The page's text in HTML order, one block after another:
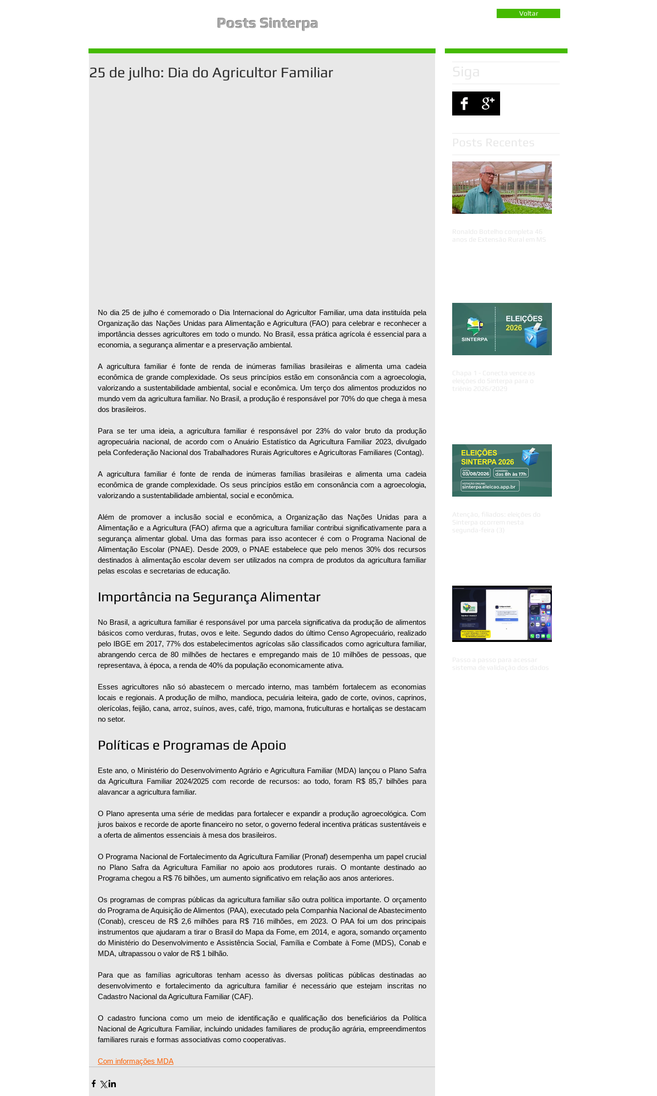
Posts Sinterpa
25 de julho: Dia do Agricultor Familiar
No dia 25 de julho é comemorado o Dia Internacional do Agricultor Familiar, uma data instituída pela
Organização das Nações Unidas para Alimentação e Agricultura (FAO) para celebrar e reconhecer a
importância desses agricultores em todo o mundo. No Brasil, essa prática agrícola é essencial para a
economia, a segurança alimentar e a preservação ambiental.
A agricultura familiar é fonte de renda de inúmeras famílias brasileiras e alimenta uma cadeia
econômica de grande complexidade. Os seus princípios estão em consonância com a agroecologia,
valorizando a sustentabilidade ambiental, social e econômica. Um terço dos alimentos produzidos no
mundo vem da agricultura familiar. No Brasil, a produção é responsável por 70% do que chega à mesa
dos brasileiros.
Para se ter uma ideia, a agricultura familiar é responsável por 23% do valor bruto da produção
agropecuária nacional, de acordo com o Anuário Estatístico da Agricultura Familiar 2023, divulgado
pela Confederação Nacional dos Trabalhadores Rurais Agricultores e Agricultoras Familiares (Contag).
A agricultura familiar é fonte de renda de inúmeras famílias brasileiras e alimenta uma cadeia
econômica de grande complexidade. Os seus princípios estão em consonância com a agroecologia,
valorizando a sustentabilidade ambiental, social e econômica.
Além de promover a inclusão social e econômica, a Organização das Nações Unidas para a
Alimentação e a Agricultura (FAO) afirma que a agricultura familiar contribui significativamente para a
segurança alimentar global. Uma das formas para isso acontecer é com o Programa Nacional de
Alimentação Escolar (PNAE). Desde 2009, o PNAE estabelece que pelo menos 30% dos recursos
destinados à alimentação escolar devem ser utilizados na compra de produtos da agricultura familiar
pelas escolas e secretarias de educação.
Importância na Segurança Alimentar
No Brasil, a agricultura familiar é responsável por uma parcela significativa da produção de alimentos
básicos como verduras, frutas, ovos e leite. Segundo dados do último Censo Agropecuário, realizado
pelo IBGE em 2017, 77% dos estabelecimentos agrícolas são classificados como agricultura familiar,
abrangendo cerca de 80 milhões de hectares e empregando mais de 10 milhões de pessoas, que
representava, à época, a renda de 40% da população economicamente ativa.
Esses agricultores não só abastecem o mercado interno, mas também fortalecem as economias
locais e regionais. A produção de milho, mandioca, pecuária leiteira, gado de corte, ovinos, caprinos,
olerícolas, feijão, cana, arroz, suínos, aves, café, trigo, mamona, fruticulturas e hortaliças se destacam
no setor.
Políticas e Programas de Apoio
Este ano, o Ministério do Desenvolvimento Agrário e Agricultura Familiar (MDA) lançou o Plano Safra
da Agricultura Familiar 2024/2025 com recorde de recursos: ao todo, foram R$ 85,7 bilhões para
alavancar a agricultura familiar.
O Plano apresenta uma série de medidas para fortalecer e expandir a produção agroecológica. Com
juros baixos e recorde de aporte financeiro no setor, o governo federal incentiva práticas sustentáveis e
a oferta de alimentos essenciais à mesa dos brasileiros.
O Programa Nacional de Fortalecimento da Agricultura Familiar (Pronaf) desempenha um papel crucial
no Plano Safra da Agricultura Familiar no apoio aos produtores rurais. O montante destinado ao
Programa chegou a R$ 76 bilhões, um aumento significativo em relação aos anos anteriores.
Os programas de compras públicas da agricultura familiar são outra política importante. O orçamento
do Programa de Aquisição de Alimentos (PAA), executado pela Companhia Nacional de Abastecimento
(Conab), cresceu de R$ 2,6 milhões para R$ 716 milhões, em 2023. O PAA foi um dos principais
instrumentos que ajudaram a tirar o Brasil do Mapa da Fome, em 2014, e agora, somando orçamento
do Ministério do Desenvolvimento e Assistência Social, Família e Combate à Fome (MDS), Conab e
MDA, ultrapassou o valor de R$ 1 bilhão.
Para que as famílias agricultoras tenham acesso às diversas políticas públicas destinadas ao
desenvolvimento e fortalecimento da agricultura familiar é necessário que estejam inscritas no
Cadastro Nacional da Agricultura Familiar (CAF).
O cadastro funciona como um meio de identificação e qualificação dos beneficiários da Política
Nacional de Agricultura Familiar, incluindo unidades familiares de produção agrária, empreendimentos
familiares rurais e formas associativas como cooperativas.
Com informações MDA
Voltar